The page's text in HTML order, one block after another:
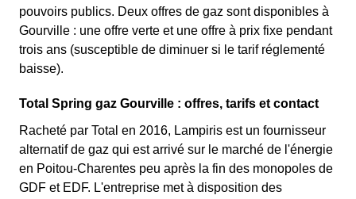
pouvoirs publics. Deux offres de gaz sont disponibles à
Gourville : une offre verte et une offre à prix fixe pendant
trois ans (susceptible de diminuer si le tarif réglementé
baisse).
Total Spring gaz Gourville : offres, tarifs et contact
Racheté par Total en 2016, Lampiris est un fournisseur
alternatif de gaz qui est arrivé sur le marché de l'énergie
en Poitou-Charentes peu après la fin des monopoles de
GDF et EDF. L'entreprise met à disposition des